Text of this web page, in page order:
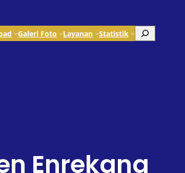
Galeri Foto Layanan Statistik Search
Enrekang